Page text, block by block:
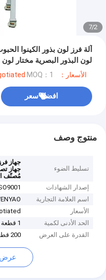
2
/
7
آلة فرز لون بذور الكينوا
لون البذور البصرية مختار لون
الأسعار：Negotiated MOQ：1 قطعة
افضل سعر
منتوج وصف
تسليط الضوء
جهاز
جهاز
مُصنّف
إصدار الشهادات
اسم العلامة التجارية
الأسعار
الحد الأدنى لكمية
1 قطعة
القدرة على العرض
200 قطعة في الشهر
عرض